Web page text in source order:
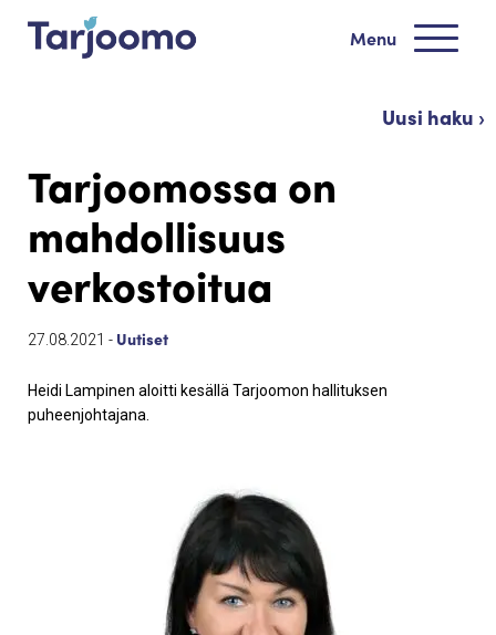
Siirry sisältöön
Menu
Uusi haku ›
Tarjoomossa on
mahdollisuus
verkostoitua
27.08.2021 - Uutiset
Heidi Lampinen aloitti kesällä Tarjoomon hallituksen
puheenjohtajana.